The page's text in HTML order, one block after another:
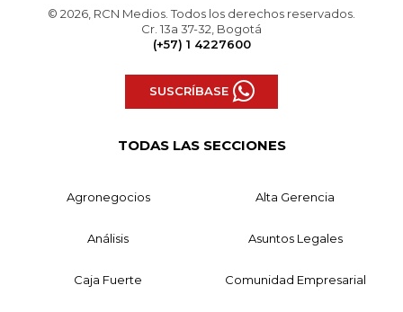
© 2026, RCN Medios. Todos los derechos reservados.
Cr. 13a 37-32, Bogotá
(+57) 1 4227600
SUSCRÍBASE
TODAS LAS SECCIONES
Agronegocios Alta Gerencia
Análisis Asuntos Legales
Caja Fuerte Comunidad Empresarial